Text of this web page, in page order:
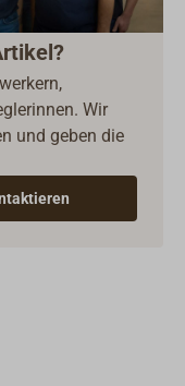
Wir
und geben die